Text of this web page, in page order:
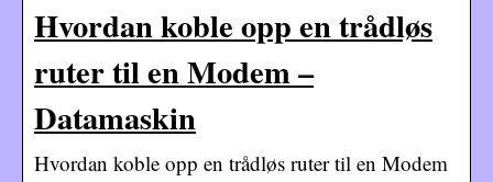
Hvordan koble opp en trådløs
ruter til en Modem –
Datamaskin
Hvordan koble opp en trådløs ruter til en Modem